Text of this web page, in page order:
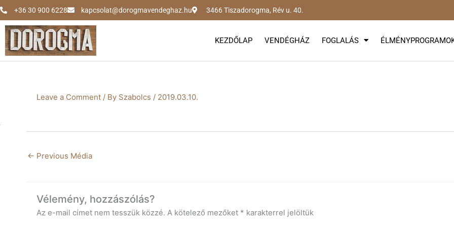
Skip
to
content
+36 30 900 6228 kapcsolat@dorogmavendeghaz.hu 3466 Tiszadorogma, Rév u. 40.
KEZDŐLAP VENDÉGHÁZ FOGLALÁS
Leave a Comment / By Szabolcs / 2019.03.10.
← Previous Média
Vélemény, hozzászólás?
Az e-mail címet nem tesszük közzé. A kötelező mezőket * karakterrel jelöltük